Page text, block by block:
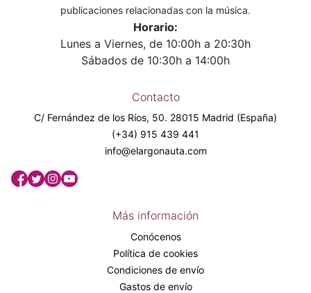
publicaciones relacionadas con la música.
Horario:
Lunes a Viernes, de 10:00h a 20:30h
Sábados de 10:30h a 14:00h
Contacto
C/ Fernández de los Ríos, 50. 28015 Madrid (España)
(+34) 915 439 441
info@elargonauta.com
Más información
Conócenos
Política de cookies
Condiciones de envío
Gastos de envío